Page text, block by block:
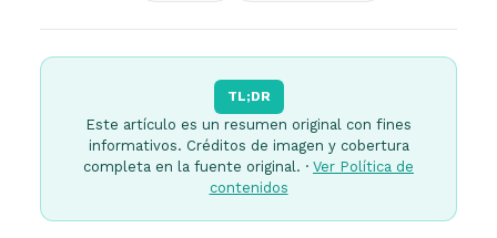
TL;DR
Este artículo es un resumen original con fines
informativos. Créditos de imagen y cobertura
completa en la fuente original. · Ver Política de
contenidos